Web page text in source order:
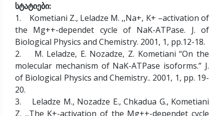
სტატიები:
1. Kometiani Z., Leladze M. ,,Na+, K+ –activation of
the Mg++-dependet cycle of NaK-ATPase. J. of
Biological Physics and Chemistry. 2001, 1, pp.12-18.
2. M. Leladze, E. Nozadze, Z. Kometiani “On the
molecular mechanism of NaK-ATPase isoforms.” J.
of Biological Physics and Chemistry.. 2001, 1, pp. 19-
20.
3. Leladze M., Nozadze E., Chkadua G., Kometiani
Z. ,,The K+-activation of the Mg++-dependet cycle